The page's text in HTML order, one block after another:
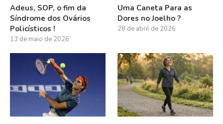
Adeus, SOP, o fim da
Síndrome dos Ovários
Policísticos !
13 de maio de 2026
Uma Caneta Para as
Dores no Joelho ?
28 de abril de 2026